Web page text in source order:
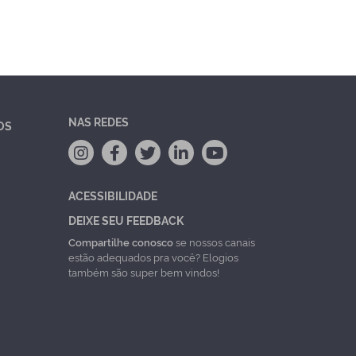
NAS REDES
ACESSIBILIDADE
DEIXE SEU FEEDBACK
Compartilhe conoscose nossos canais
estão adequados pra você? Elogios
também são super bem vindos!